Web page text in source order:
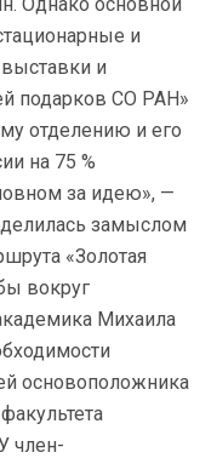
и
и
подарков СО РАН»
отделению и его
на 75 %
за идею», —
замыслом
«Золотая
вокруг
Михаила
основоположника
член-